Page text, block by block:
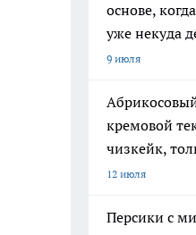
основе,
уже некуда
9 июля
кремовой
чизкейк,
12 июля
Персики с